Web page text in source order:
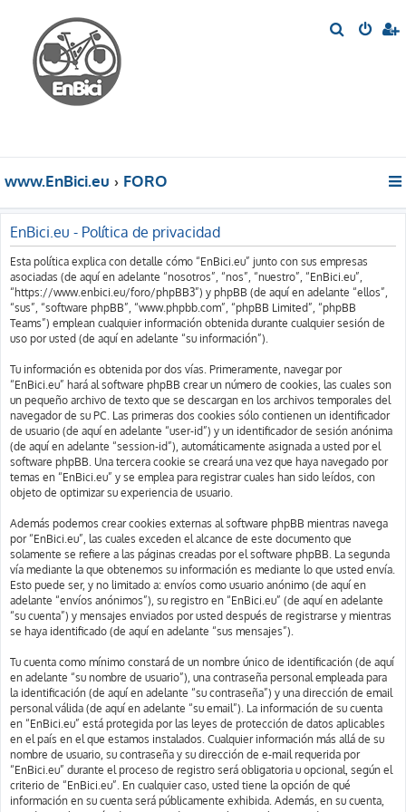
www.EnBici.eu FORO
EnBici.eu - Política de privacidad
Esta política explica con detalle cómo “EnBici.eu” junto con sus empresas
asociadas (de aquí en adelante “nosotros”, “nos”, “nuestro”, “EnBici.eu”,
“https://www.enbici.eu/foro/phpBB3”) y phpBB (de aquí en adelante “ellos”,
“sus”, “software phpBB”, “www.phpbb.com”, “phpBB Limited”, “phpBB
Teams”) emplean cualquier información obtenida durante cualquier sesión de
uso por usted (de aquí en adelante “su información”).
Tu información es obtenida por dos vías. Primeramente, navegar por
“EnBici.eu” hará al software phpBB crear un número de cookies, las cuales son
un pequeño archivo de texto que se descargan en los archivos temporales del
navegador de su PC. Las primeras dos cookies sólo contienen un identificador
de usuario (de aquí en adelante “user-id”) y un identificador de sesión anónima
(de aquí en adelante “session-id”), automáticamente asignada a usted por el
software phpBB. Una tercera cookie se creará una vez que haya navegado por
temas en “EnBici.eu” y se emplea para registrar cuales han sido leídos, con
objeto de optimizar su experiencia de usuario.
Además podemos crear cookies externas al software phpBB mientras navega
por “EnBici.eu”, las cuales exceden el alcance de este documento que
solamente se refiere a las páginas creadas por el software phpBB. La segunda
vía mediante la que obtenemos su información es mediante lo que usted envía.
Esto puede ser, y no limitado a: envíos como usuario anónimo (de aquí en
adelante “envíos anónimos”), su registro en “EnBici.eu” (de aquí en adelante
“su cuenta”) y mensajes enviados por usted después de registrarse y mientras
se haya identificado (de aquí en adelante “sus mensajes”).
Tu cuenta como mínimo constará de un nombre único de identificación (de aquí
en adelante “su nombre de usuario”), una contraseña personal empleada para
la identificación (de aquí en adelante “su contraseña”) y una dirección de email
personal válida (de aquí en adelante “su email”). La información de su cuenta
en “EnBici.eu” está protegida por las leyes de protección de datos aplicables
en el país en el que estamos instalados. Cualquier información más allá de su
nombre de usuario, su contraseña y su dirección de e-mail requerida por
“EnBici.eu” durante el proceso de registro será obligatoria u opcional, según el
criterio de “EnBici.eu”. En cualquier caso, usted tiene la opción de qué
información en su cuenta será públicamente exhibida. Además, en su cuenta,